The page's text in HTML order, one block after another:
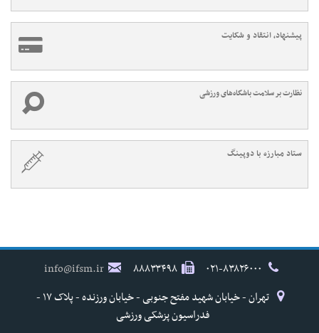
پیشنهاد، انتقاد و شکایت
نظارت بر سلامت باشگاه‌های ورزشی
ستاد مبارزه با دوپینگ
۸۸۸۳۳۴۹۸
info@ifsm.ir
تهران - خیابان شهید مفتح جنوبی - خیابان ورزنده - پلاک ۱۷ -
فدراسیون پزشکی ورزشی